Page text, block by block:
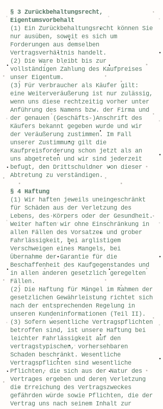
§ 3 Zurückbehaltungsrecht,
Eigentumsvorbehalt
(1) Ein Zurückbehaltungsrecht können Sie
nur ausüben, soweit es sich um
Forderungen aus demselben
Vertragsverhältnis handelt.
(2) Die Ware bleibt bis zur
vollständigen Zahlung des Kaufpreises
unser Eigentum.
(3) Für Verbraucher als Käufer gilt:
eine Weiterveräußerung ist nur zulässig,
wenn uns diese rechtzeitig vorher unter
Anführung des Namens bzw. der Firma und
der genauen (Geschäfts-)Anschrift des
Käufers bekannt gegeben wurde und wir
der Veräußerung zustimmen. Im Fall
unserer Zustimmung gilt die
Kaufpreisforderung schon jetzt als an
uns abgetreten und wir sind jederzeit
befugt, den Drittschuldner von dieser
Abtretung zu verständigen.
§ 4 Haftung
(1) Wir haften jeweils uneingeschränkt
für Schäden aus der Verletzung des
Lebens, des Körpers oder der Gesundheit.
Weiter haften wir ohne Einschränkung in
allen Fällen des Vorsatzes und grober
Fahrlässigkeit, bei arglistigem
Verschweigen eines Mangels, bei
Übernahme der Garantie für die
Beschaffenheit des Kaufgegenstandes und
in allen anderen gesetzlich geregelten
Fällen.
(2) Die Haftung für Mängel im Rahmen der
gesetzlichen Gewährleistung richtet sich
nach der entsprechenden Regelung in
unseren Kundeninformationen (Teil II).
(3) Sofern wesentliche Vertragspflichten
betroffen sind, ist unsere Haftung bei
leichter Fahrlässigkeit auf den
vertragstypischen, vorhersehbaren
Schaden beschränkt. Wesentliche
Vertragspflichten sind wesentliche
Pflichten, die sich aus der Natur des
Vertrages ergeben und deren Verletzung
die Erreichung des Vertragszweckes
gefährden würde sowie Pflichten, die der
Vertrag uns nach seinem Inhalt zur